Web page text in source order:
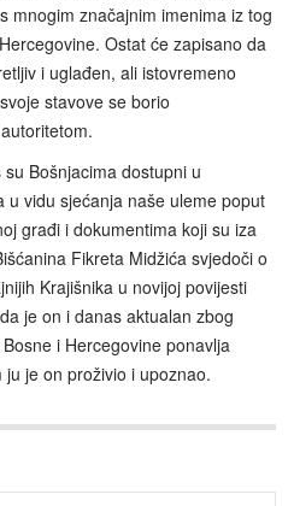
mnogim značajnim imenima iz tog
Ostat će zapisano da
i uglađen, ali istovremeno
stavove se borio
Bošnjacima dostupni u
u vidu sjećanja naše uleme poput
građi i dokumentima koji su iza
Fikreta Midžića svjedoči o
Krajišnika u novijoj povijesti
je on i danas aktualan zbog
i Hercegovine ponavlja
je on proživio i upoznao.